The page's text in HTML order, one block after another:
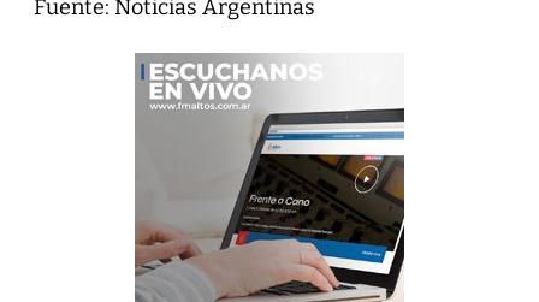
Fuente: Noticias Argentinas